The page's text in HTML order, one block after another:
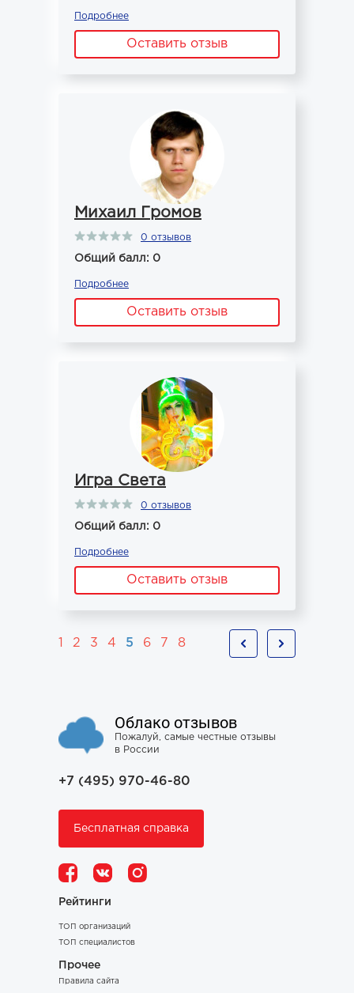
Подробнее
Оставить отзыв
Михаил Громов
0 отзывов
Общий балл: 0
Подробнее
Оставить отзыв
Игра Света
0 отзывов
Общий балл: 0
Подробнее
Оставить отзыв
2 3 4 5 6 7 8
Облако отзывов
Пожалуй, самые честные отзывы
в России
+7 (495) 970-46-80
Бесплатная справка
Рейтинги
ТОП организаций
ТОП специалистов
Прочее
Правила сайта